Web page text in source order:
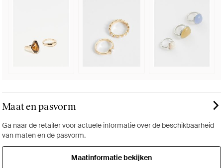
Maat en pasvorm
Ga naar de retailer voor actuele informatie over de beschikbaarheid
van maten en de pasvorm.
Maatinformatie bekijken